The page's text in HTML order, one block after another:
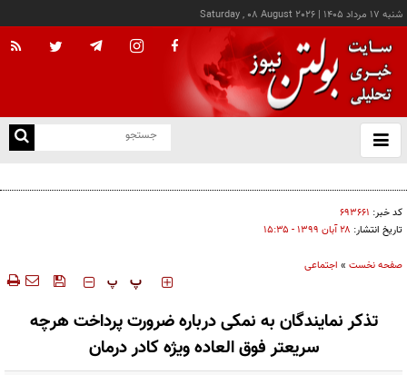
شنبه ۱۷ مرداد ۱۴۰۵ |
Saturday , 08 August 2026
باز
و
دروغ‌پراکنی دشمنان
کد خبر: ۶۹۳۶۶۱
تاریخ انتشار: ۲۸ آبان ۱۳۹۹ - ۱۵:۳۵
صفحه نخست » اجتماعی
‍‍‍ پ پ
تذکر نمایندگان به نمکی درباره ضرورت پرداخت هرچه
سریعتر فوق العاده ویژه کادر درمان